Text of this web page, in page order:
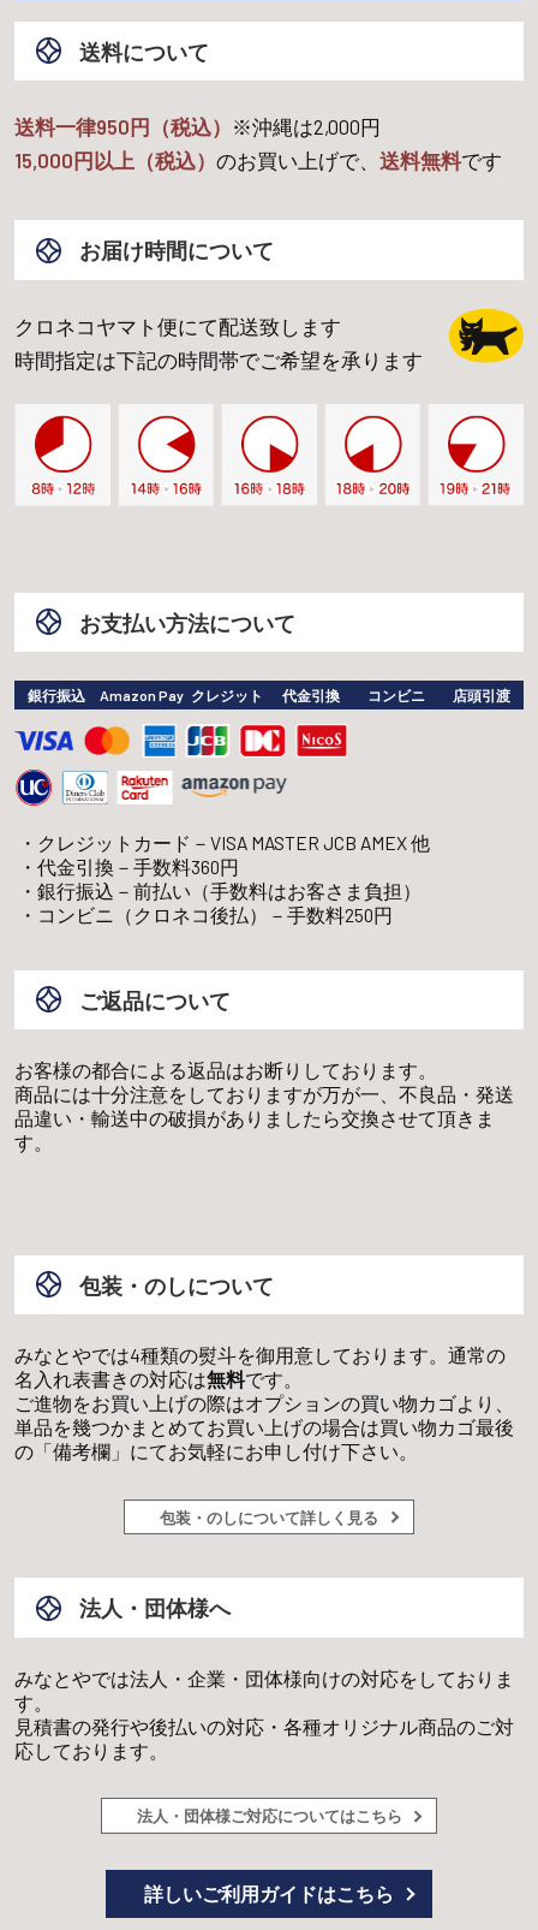
送料について
送料一律950円（税込） ※沖縄は2,000円
15,000円以上（税込） のお買い上げで、 送料無料です
お届け時間について
クロネコヤマト便にて配送致します
時間指定は下記の時間帯でご希望を承ります
お支払い方法について
銀行振込 Amazon Pay クレジット 代金引換 コンビニ 店頭引渡
クレジットカード－VISA MASTER JCB AMEX 他
代金引換－手数料360円
銀行振込－前払い（手数料はお客さま負担）
コンビニ（クロネコ後払）－手数料250円
ご返品について
お客様の都合による返品はお断りしております。
商品には十分注意をしておりますが万が一、不良品・発送
品違い・輸送中の破損がありましたら交換させて頂きま
す。
包装・のしについて
みなとやでは4種類の熨斗を御用意しております。通常の
名入れ表書きの対応は無料です。
ご進物をお買い上げの際はオプションの買い物カゴより、
単品を幾つかまとめてお買い上げの場合は買い物カゴ最後
の「備考欄」にてお気軽にお申し付け下さい。
包装・のしについて詳しく見る
法人・団体様へ
みなとやでは法人・企業・団体様向けの対応をしておりま
す。
見積書の発行や後払いの対応・各種オリジナル商品のご対
応しております。
法人・団体様ご対応についてはこちら
詳しいご利用ガイドはこちら